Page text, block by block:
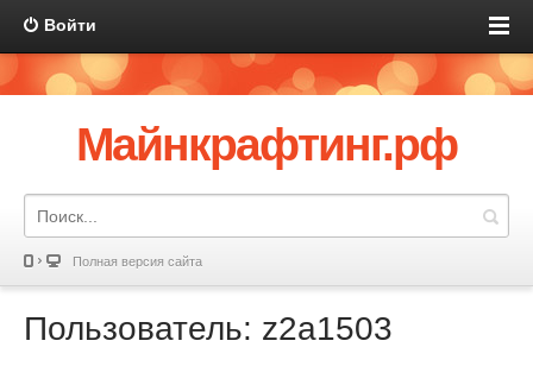
Войти
Майнкрафтинг.рф
Полная версия сайта
Пользователь: z2a1503